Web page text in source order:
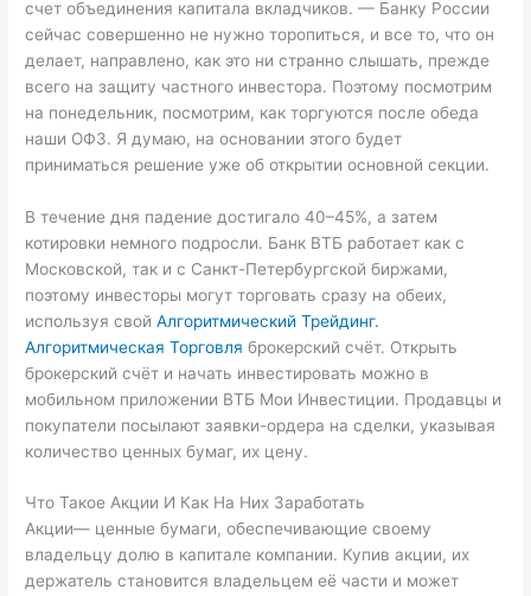
счет объединения капитала вкладчиков. — Банку России
сейчас совершенно не нужно торопиться, и все то, что он
делает, направлено, как это ни странно слышать, прежде
всего на защиту частного инвестора. Поэтому посмотрим
на понедельник, посмотрим, как торгуются после обеда
наши ОФЗ. Я думаю, на основании этого будет
приниматься решение уже об открытии основной секции.
В течение дня падение достигало 40–45%, а затем
котировки немного подросли. Банк ВТБ работает как с
Московской, так и с Санкт-Петербургской биржами,
поэтому инвесторы могут торговать сразу на обеих,
используя свойАлгоритмический Трейдинг.
Алгоритмическая Торговля брокерский счёт. Открыть
брокерский счёт и начать инвестировать можно в
мобильном приложении ВТБ Мои Инвестиции. Продавцы и
покупатели посылают заявки-ордера на сделки, указывая
количество ценных бумаг, их цену.
Что Такое Акции И Как На Них Заработать
Акции— ценные бумаги, обеспечивающие своему
владельцу долю в капитале компании. Купив акции, их
держатель становится владельцем её части и может